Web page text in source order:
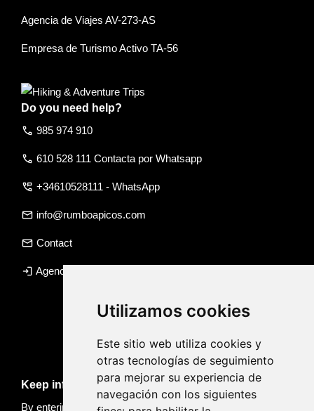
Utilizamos cookies
Este sitio web utiliza cookies y
otras tecnologías de seguimiento
para mejorar su experiencia de
navegación con los siguientes
Agencia de Viajes AV-273-AS
Empresa de Turismo Activo TA-56
Do you need help?
call 985 974 910
call 610 528 111 Contacta por Whatsapp
perm_phone_msg +34610528111 - WhatsApp
email info@rumboapicos.com
email Contact
login Agency access
Keep informed of news and trips
By entering your email, you accept our Privacy policy